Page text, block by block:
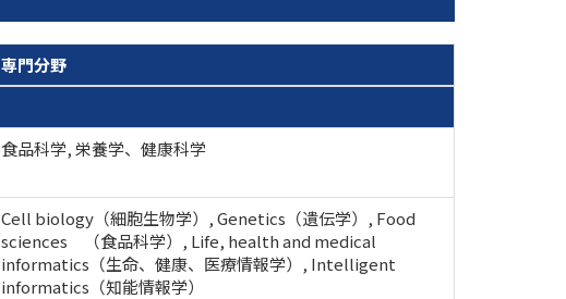
専門分野
食品科学, 栄養学、健康科学
Cell biology（細胞生物学）, Genetics（遺伝学）, Food
sciences （食品科学）, Life, health and medical
informatics（生命、健康、医療情報学）, Intelligent
informatics（知能情報学）